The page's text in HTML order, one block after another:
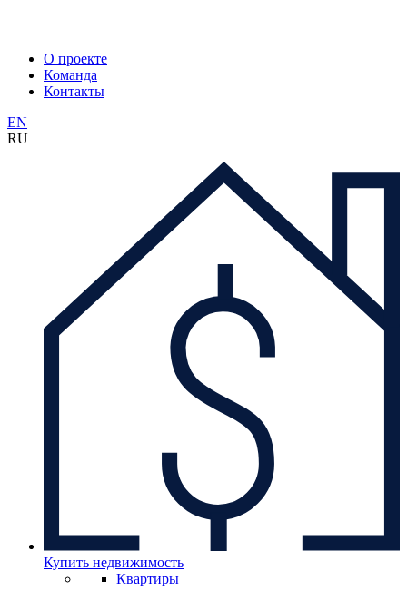
О проекте
Команда
Контакты
EN
RU
Купить недвижимость
Квартиры